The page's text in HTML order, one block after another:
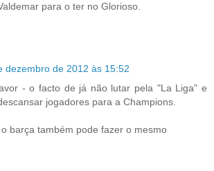
para o ter no Glorioso.
dezembro de 2012 às 15:52
- o facto de já não lutar pela "La Liga" e
jogadores para a Champions.
barça também pode fazer o mesmo